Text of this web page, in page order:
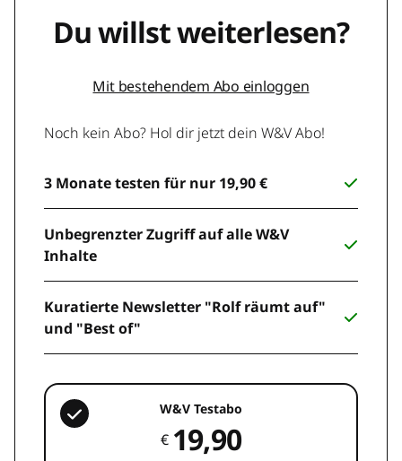
Du willst weiterlesen?
Mit bestehendem Abo einloggen
Noch kein Abo? Hol dir jetzt dein W&V Abo!
3 Monate testen für nur 19,90 €
Unbegrenzter Zugriff auf alle W&V
Inhalte
Kuratierte Newsletter "Rolf räumt auf"
und "Best of"
W&V Testabo
€ 19,90